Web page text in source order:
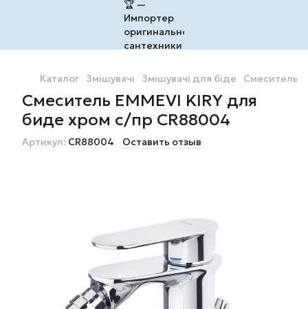
Каталог Змішувачі Змішувачі для біде Смеситель
Смеситель EMMEVI KIRY для
биде хром с/пр CR88004
Артикул: CR88004 Оставить отзыв